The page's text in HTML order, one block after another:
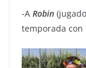
-A Robin
temporada con